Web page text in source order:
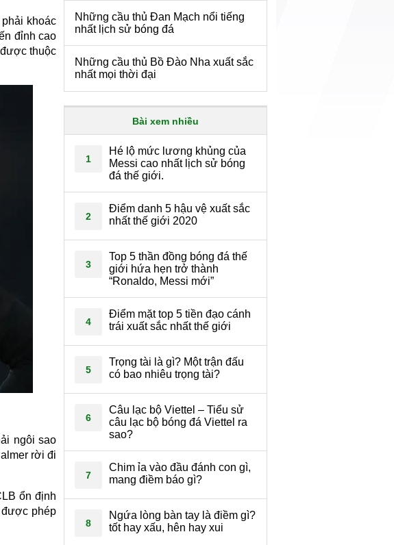
khoác
đỉnh cao
thuộc
ngôi sao
rời đi
ổn định
được phép
Những cầu thủ Đan Mạch nổi tiếng
nhất lịch sử bóng đá
Những cầu thủ Bồ Đào Nha xuất sắc
nhất mọi thời đại
Bài xem nhiều
1
Hé lộ mức lương khủng của
Messi cao nhất lịch sử bóng
đá thế giới.
2
Điểm danh 5 hậu vệ xuất sắc
nhất thế giới 2020
3
Top 5 thần đồng bóng đá thế
giới hứa hẹn trở thành
“Ronaldo, Messi mới”
4
Điểm mặt top 5 tiền đạo cánh
trái xuất sắc nhất thế giới
5
Trọng tài là gì? Một trận đấu
có bao nhiêu trọng tài?
6
Câu lạc bộ Viettel – Tiểu sử
câu lạc bộ bóng đá Viettel ra
sao?
7
Chim ỉa vào đầu đánh con gì,
mang điềm báo gì?
8
Ngứa lòng bàn tay là điềm gì?
tốt hay xấu, hên hay xui